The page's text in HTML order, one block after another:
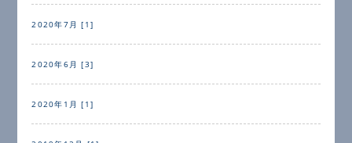
2020年7月 [1]
2020年6月 [3]
2020年1月 [1]